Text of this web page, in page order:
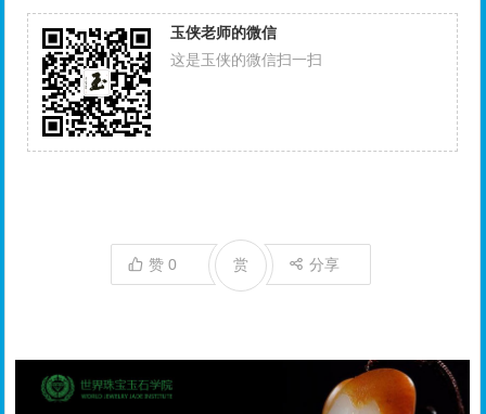
玉侠老师的微信
这是玉侠的微信扫一扫
赞0 分享
赏